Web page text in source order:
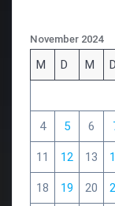
November 2024
M D M D
4 5 6
11 12 13
18 19 20